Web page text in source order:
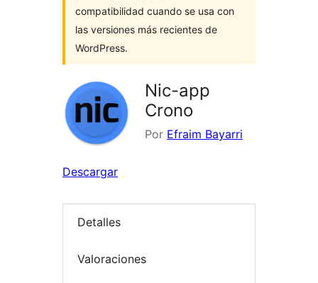
compatibilidad cuando se usa con
las versiones más recientes de
WordPress.
Nic-app
Crono
Por Efraim Bayarri
Descargar
Detalles
Valoraciones